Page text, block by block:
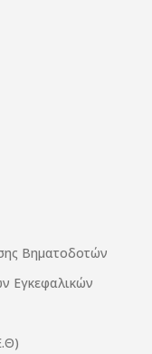
Βηματοδοτών
Εγκεφαλικών